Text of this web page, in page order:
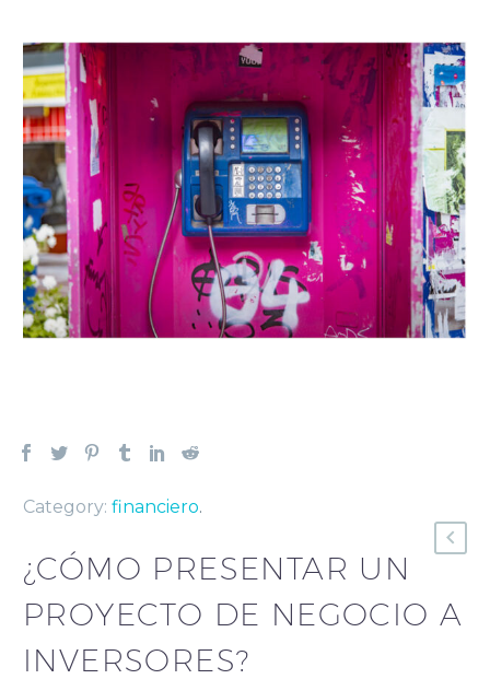
Category: financiero.
¿CÓMO PRESENTAR UN
PROYECTO DE NEGOCIO A
INVERSORES?